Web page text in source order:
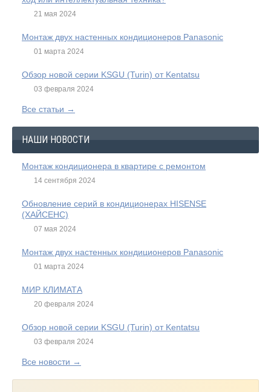
21 мая 2024
Монтаж двух настенных кондиционеров Panasonic
01 марта 2024
Обзор новой серии KSGU (Turin) от Kentatsu
03 февраля 2024
Все статьи →
НАШИ НОВОСТИ
Монтаж кондиционера в квартире с ремонтом
14 сентября 2024
Обновление серий в кондиционерах HISENSE
(ХАЙСЕНС)
07 мая 2024
Монтаж двух настенных кондиционеров Panasonic
01 марта 2024
МИР КЛИМАТА
20 февраля 2024
Обзор новой серии KSGU (Turin) от Kentatsu
03 февраля 2024
Все новости →